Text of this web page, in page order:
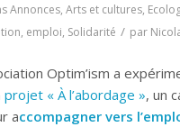
Annonces, Arts et cultures,
emploi, Solidarité / par
Optim’ism a
projet « À l’abordage », un
accompagner vers